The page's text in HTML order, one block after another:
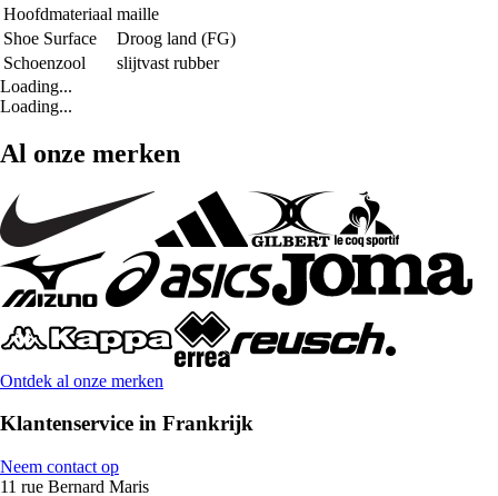
Hoofdmateriaal maille
Shoe Surface
Droog land (FG)
Schoenzool
slijtvast rubber
Loading...
Loading...
Al onze merken
Ontdek al onze merken
Klantenservice in Frankrijk
Neem contact op
11 rue Bernard Maris